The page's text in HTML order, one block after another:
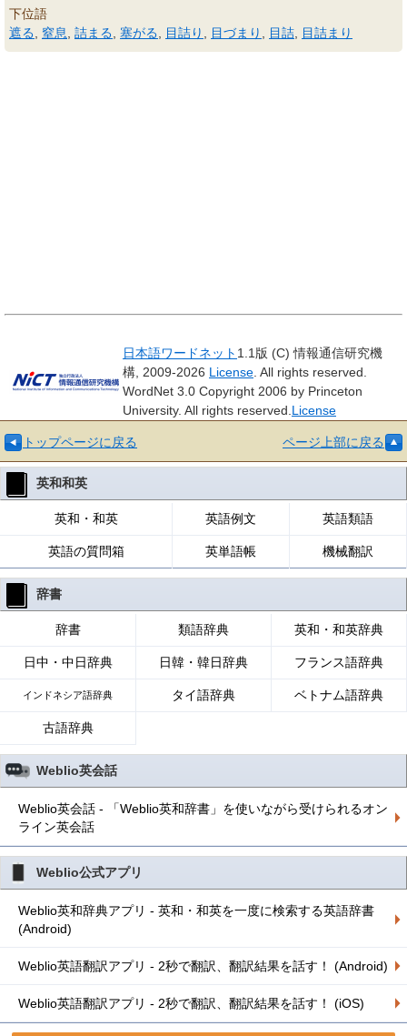
下位語
遮る
窒息 詰まる 塞がる 目詰り 目づまり 目詰 目詰まり
日本語ワードネット 1.1版 (C) 情報通信研究機
構, 2009-2026 License . All rights reserved.
WordNet 3.0 Copyright 2006 by Princeton
University. All rights reserved. License
トップページに戻る ページ上部に戻る
英和和英
英和・和英 英語例文 英語類語
英語の質問箱 英単語帳 機械翻訳
辞書
辞書 類語辞典 英和・和英辞典
日中・中日辞典 日韓・韓日辞典 フランス語辞典
インドネシア語辞典 タイ語辞典 ベトナム語辞典
古語辞典
Weblio英会話
Weblio英会話 - 「Weblio英和辞書」を使いながら受けられるオン
ライン英会話
Weblio公式アプリ
Weblio英和辞典アプリ - 英和・和英を一度に検索する英語辞書
(Android)
Weblio英語翻訳アプリ - 2秒で翻訳、翻訳結果を話す！ (Android)
Weblio英語翻訳アプリ - 2秒で翻訳、翻訳結果を話す！ (iOS)